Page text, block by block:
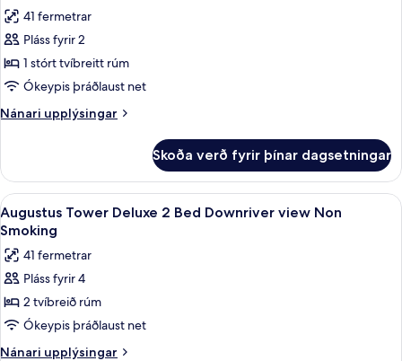
(Adult
only
Forum
Tower)
Bed
Riverview
Sofa
Smoking
(Adult
Forum
myndir
fyrir
Augustus
Tower
Deluxe
King
view
Non
Smoking
41 fermetrar
Pláss fyrir 2
1 stórt tvíbreitt rúm
Ókeypis þráðlaust net
Nánari upplýsingar
Nánari
Tower
Deluxe
King
Downriver
Non
Smoking
Skoða verð fyrir þínar dagsetningar
Skoða
allar
myndir
fyrir
Augustus
Tower
Deluxe
2
Rúmföt af bestu gerð, rúm með
4
Augustus Tower Deluxe 2 Bed Downriver view Non
Smoking
41 fermetrar
Pláss fyrir 4
2 tvíbreið rúm
Ókeypis þráðlaust net
Nánari upplýsingar
Nánari